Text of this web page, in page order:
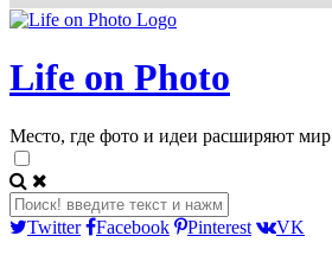
Life on Photo
Место, где фото и идеи расширяют мир
Twitter Facebook Pinterest
VK